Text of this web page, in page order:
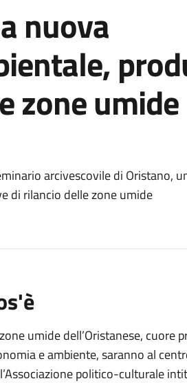
nuova
zone umide
arcivescovile di Oristano,
di rilancio delle zone umide
umide dell’Oristanese,
e ambiente, saranno al
politico-culturale